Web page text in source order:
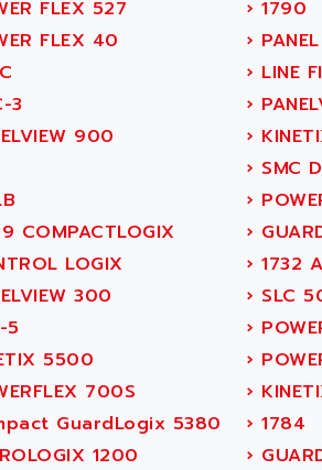
FLEX 527 › 1790
FLEX 40 ›
› LINE
3 ›
900 ›
› SMC
›
COMPACTLOGIX ›
LOGIX › 1732
300 › SLC
5 ›
5500 ›
700S ›
GuardLogix 5380 › 1784
1200 ›